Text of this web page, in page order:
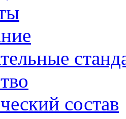
состав